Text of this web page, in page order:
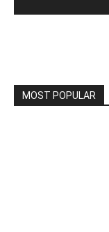
MOST POPULAR